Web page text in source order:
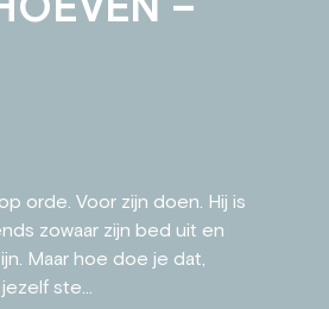
–
orde. Voor zijn doen. Hij is
zowaar zijn bed uit en
Maar hoe doe je dat,
ste...